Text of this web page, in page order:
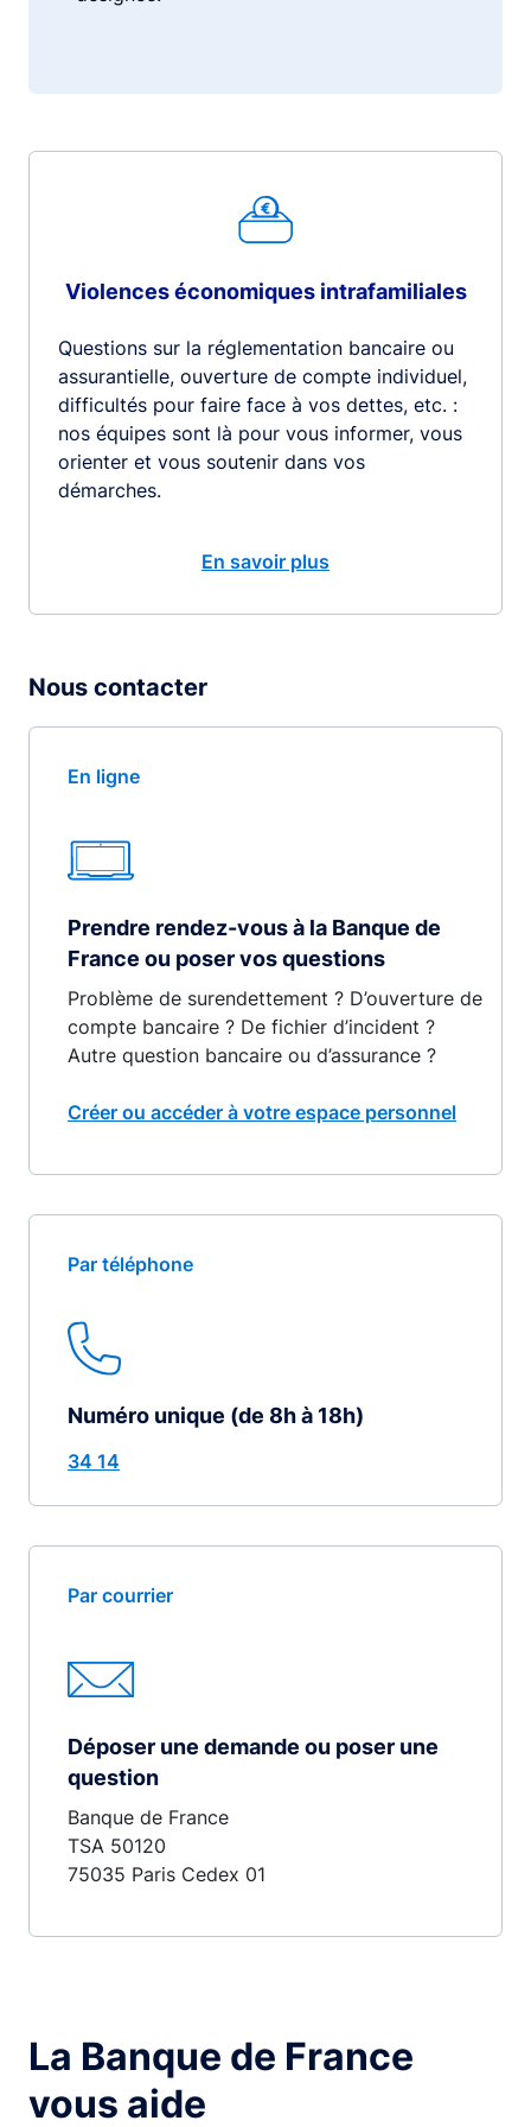
Violences économiques intrafamiliales
Questions sur la réglementation bancaire ou
assurantielle, ouverture de compte individuel,
difficultés pour faire face à vos dettes, etc. :
nos équipes sont là pour vous informer, vous
orienter et vous soutenir dans vos
démarches.
En savoir plus
Nous contacter
En ligne
Prendre rendez-vous à la Banque de
France ou poser vos questions
Problème de surendettement ? D’ouverture de
compte bancaire ? De fichier d’incident ?
Autre question bancaire ou d’assurance ?
Créer ou accéder à votre espace personnel
Par téléphone
Numéro unique (de 8h à 18h)
34 14
Par courrier
Déposer une demande ou poser une
question
Banque de France
TSA 50120
75035 Paris Cedex 01
La Banque de France
vous aide